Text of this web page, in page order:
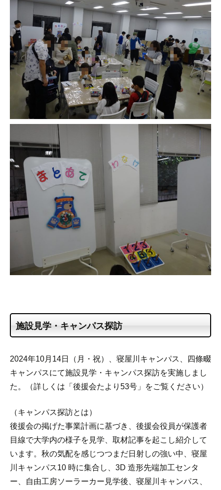
施設見学・キャンパス探訪
2024年10月14日（月・祝）、寝屋川キャンパス、四條畷
キャンパスにて施設見学・キャンパス探訪を実施しまし
た。（詳しくは「後援会たより53号」をご覧ください）
（キャンパス探訪とは）
後援会の掲げた事業計画に基づき、後援会役員が保護者
目線で大学内の様子を見学、取材記事を起こし紹介して
います。秋の気配を感じつつまだ日射しの強い中、寝屋
川キャンパス10 時に集合し、3D 造形先端加工センタ
ー、自由工房ソーラーカー見学後、寝屋川キャンパス、